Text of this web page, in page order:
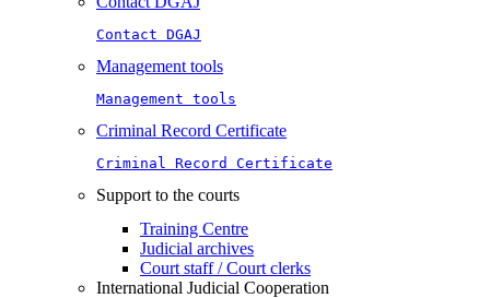
Contact DGAJ
Management tools
Management tools
Criminal Record Certificate
Criminal Record Certificate
Support to the courts
Training Centre
Judicial archives
Court staff / Court clerks
International Judicial Cooperation